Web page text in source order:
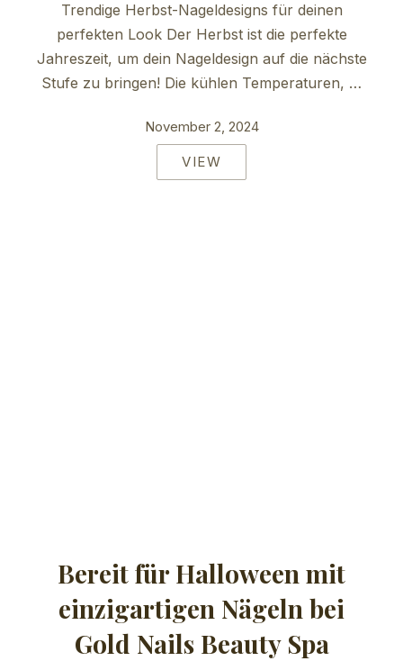
Trendige Herbst-Nageldesigns für deinen
perfekten Look Der Herbst ist die perfekte
Jahreszeit, um dein Nageldesign auf die nächste
Stufe zu bringen! Die kühlen Temperaturen, …
November 2, 2024
VIEW
Bereit für Halloween mit
einzigartigen Nägeln bei
Gold Nails Beauty Spa